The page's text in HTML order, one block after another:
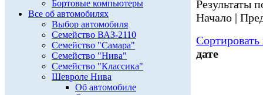
Бортовые компьютеры
Все об автомобилях
Выбор автомобиля
Семейство ВАЗ-2110
Семейство "Самара"
Семейство "Нива"
Семейство "Классика"
Шевроле Нива
Об автомобиле
Результаты
Начало |
дате